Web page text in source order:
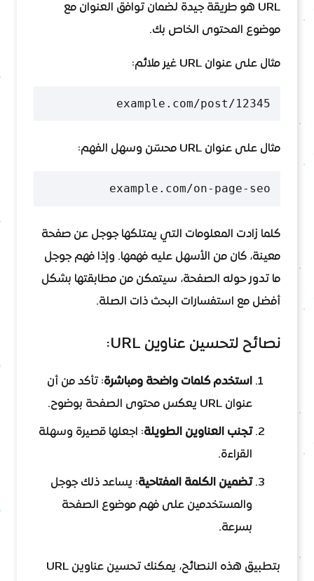
URL هو طريقة جيدة لضمان توافق العنوان مع
موضوع المحتوى الخاص بك.
مثال على عنوان URL غير ملائم:
example.com/post/12345
مثال على عنوان URL محسّن وسهل الفهم:
example.com/on-page-seo
كلما زادت المعلومات التي يمتلكها جوجل عن صفحة
معينة، كان من الأسهل عليه فهمها. وإذا فهم جوجل
ما تدور حوله الصفحة، سيتمكن من مطابقتها بشكل
أفضل مع استفسارات البحث ذات الصلة.
نصائح لتحسين عناوين URL:
استخدم كلمات واضحة ومباشرة: تأكد من أن
عنوان URL يعكس محتوى الصفحة بوضوح.
تجنب العناوين الطويلة: اجعلها قصيرة وسهلة
القراءة.
تضمين الكلمة المفتاحية: يساعد ذلك جوجل
والمستخدمين على فهم موضوع الصفحة
بسرعة.
بتطبيق هذه النصائح، يمكنك تحسين عناوين URL